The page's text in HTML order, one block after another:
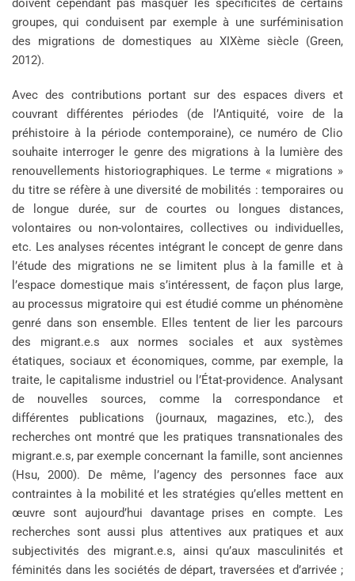
doivent cependant pas masquer les spécificités de certains
groupes, qui conduisent par exemple à une surféminisation
des migrations de domestiques au XIXème siècle (Green,
2012).
Avec des contributions portant sur des espaces divers et
couvrant différentes périodes (de l’Antiquité, voire de la
préhistoire à la période contemporaine), ce numéro de Clio
souhaite interroger le genre des migrations à la lumière des
renouvellements historiographiques. Le terme « migrations »
du titre se réfère à une diversité de mobilités : temporaires ou
de longue durée, sur de courtes ou longues distances,
volontaires ou non-volontaires, collectives ou individuelles,
etc. Les analyses récentes intégrant le concept de genre dans
l’étude des migrations ne se limitent plus à la famille et à
l’espace domestique mais s’intéressent, de façon plus large,
au processus migratoire qui est étudié comme un phénomène
genré dans son ensemble. Elles tentent de lier les parcours
des migrant.e.s aux normes sociales et aux systèmes
étatiques, sociaux et économiques, comme, par exemple, la
traite, le capitalisme industriel ou l’État-providence. Analysant
de nouvelles sources, comme la correspondance et
différentes publications (journaux, magazines, etc.), des
recherches ont montré que les pratiques transnationales des
migrant.e.s, par exemple concernant la famille, sont anciennes
(Hsu, 2000). De même, l’agency des personnes face aux
contraintes à la mobilité et les stratégies qu’elles mettent en
œuvre sont aujourd’hui davantage prises en compte. Les
recherches sont aussi plus attentives aux pratiques et aux
subjectivités des migrant.e.s, ainsi qu’aux masculinités et
féminités dans les sociétés de départ, traversées et d’arrivée ;